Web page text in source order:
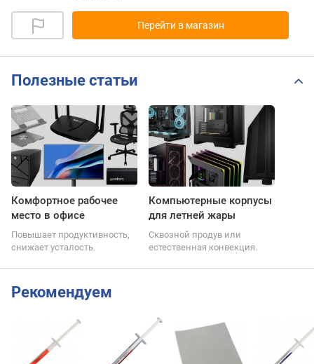
Перейти в магазин
Полезные статьи
Комфортное рабочее
место в офисе
Повышает продуктивность,
снижает усталость.
Компьютерные корпусы
для летней жары
Сквозной продув или
естественная конвекция.
Рекомендуем